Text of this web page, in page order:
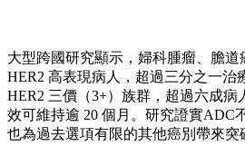
大型跨國研究顯示，婦科腫瘤、膽
HER2 高表現病人，超過三分之一治
HER2 三價（3+）族群，超過六成病
效可維持逾 20 個月。研究證實ADC
也為過去選項有限的其他癌別帶來突